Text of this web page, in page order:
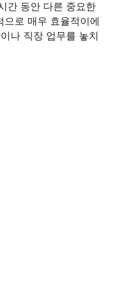
간 동안 다른 중요한
로 매우 효율적이에
나 직장 업무를 놓치